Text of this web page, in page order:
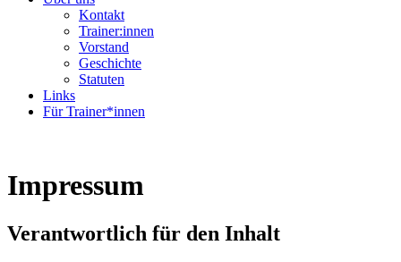
Kontakt
Trainer:innen
Vorstand
Geschichte
Statuten
Links
Für Trainer*innen
Impressum
Verantwortlich für den Inhalt